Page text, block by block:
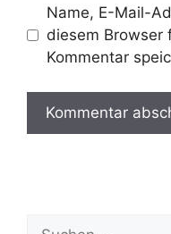
Name, E-Mail-
diesem Browser
Kommentar